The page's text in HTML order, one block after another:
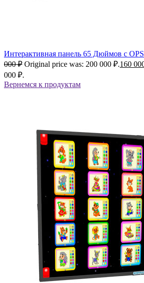
Интерактивная панель 65 Дюймов с
000₽ Original price was: 200 000 ₽.160
000 ₽.
Вернемся к продуктам